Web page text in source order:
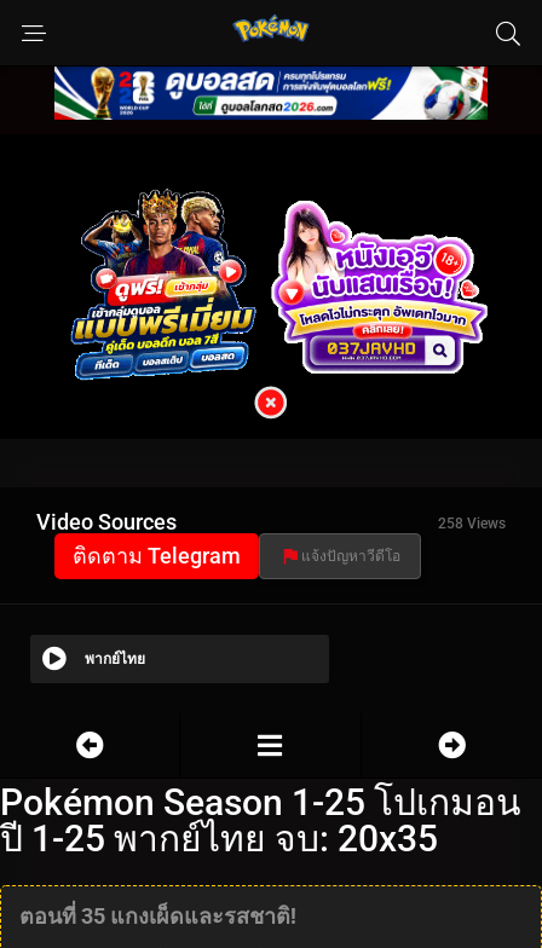
Video Sources 258 Views
ติดตาม Telegram แจ้งปัญหาวีดีโอ
พากย์ไทย
Pokémon Season 1-25 โปเกมอน
ปี 1-25 พากย์ไทย จบ: 20x35
ตอนที่ 35 แกงเผ็ดและรสชาติ!